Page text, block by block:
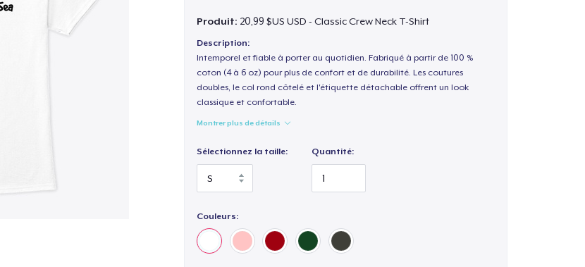
Produit: 20,99 $US USD - Classic Crew Neck T-Shirt
Description:
Intemporel et fiable à porter au quotidien. Fabriqué à partir de 100 %
coton (4 à 6 oz) pour plus de confort et de durabilité. Les coutures
doubles, le col rond côtelé et l'étiquette détachable offrent un look
classique et confortable.
Montrer plus de détails
Sélectionnez la taille: Quantité:
Couleurs: